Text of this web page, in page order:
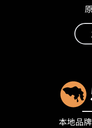
本地品